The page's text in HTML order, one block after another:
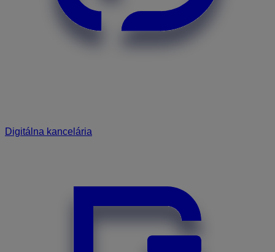
Digitálna kancelária